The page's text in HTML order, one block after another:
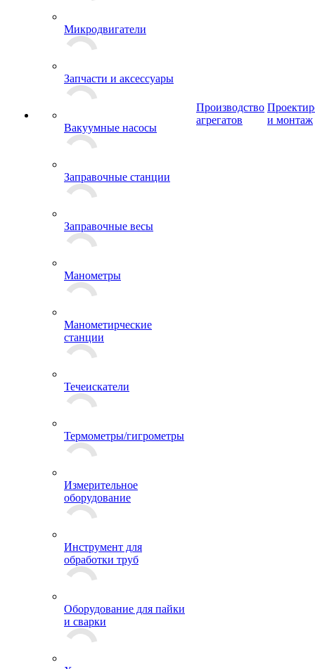
Микродвигатели
Запчасти и аксессуары
Вакуумные насосы
Заправочные станции
Заправочные весы
Манометры
Манометирческие
станции
Течеискатели
Термометры/гигрометры
Измерительное
оборудование
Инструмент для
обработки труб
Оборудование для пайки
и сварки
Производство
агрегатов
и монтаж